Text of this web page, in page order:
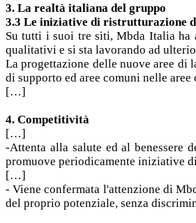
3. La realtà italiana del gruppo
3.3 Le iniziative di ristrutturazione
Su tutti i suoi tre siti, Mbda Italia
qualitativi e si sta lavorando ad
La progettazione delle nuove aree
di supporto ed aree comuni nelle
[…]
4. Competitività
[…]
-Attenta alla salute ed al benessere
promuove periodicamente iniziative
[…]
- Viene confermata l'attenzione di
del proprio potenziale, senza